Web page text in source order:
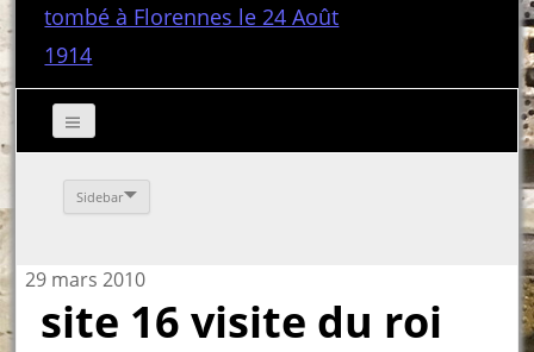
tombé à Florennes le 24 Août
1914
Sidebar
29 mars 2010
site 16 visite du roi